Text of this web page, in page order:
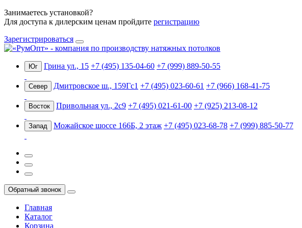
Занимаетесь установкой?
Для доступа к дилерским ценам пройдите регистрацию
Зарегистрироваться
Юг Грина ул., 15 +7 (495) 135-04-60 +7 (999) 889-50-55
Север Дмитровское ш., 159Гс1 +7 (495) 023-60-61 +7 (966) 168-41-75
Восток Привольная ул., 2с9 +7 (495) 021-61-00 +7 (925) 213-08-12
Запад Можайское шоссе 166Б, 2 этаж +7 (495) 023-68-78 +7 (999) 885-50-77
Обратный звонок
Главная
Каталог
Корзина